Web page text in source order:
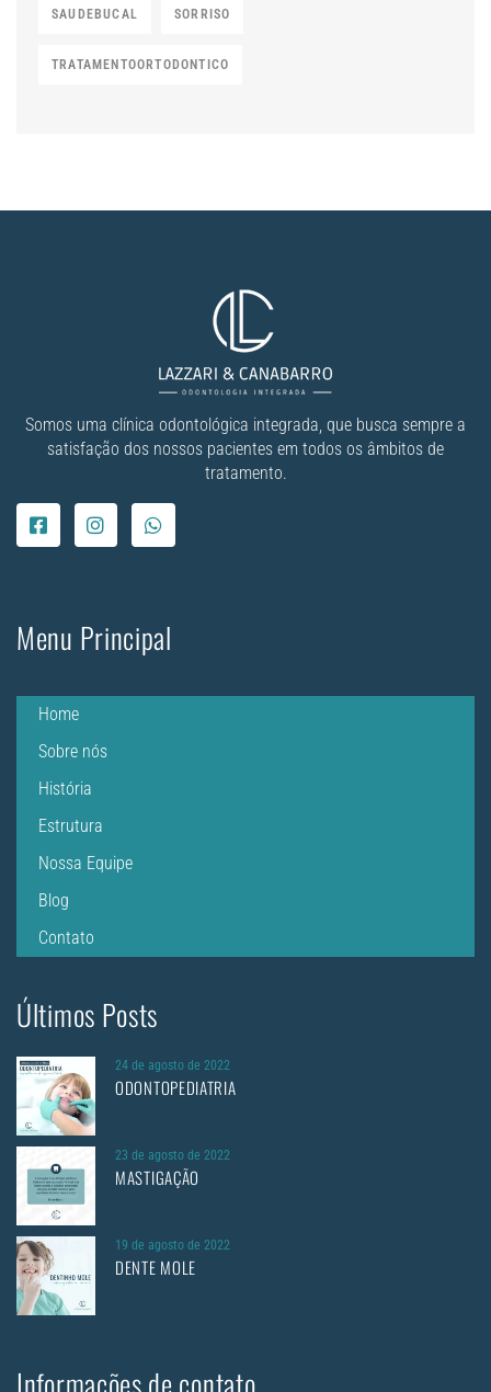
SAUDEBUCAL SORRISO
TRATAMENTOORTODONTICO
Somos uma clínica odontológica integrada, que busca sempre a
satisfação dos nossos pacientes em todos os âmbitos de
tratamento.
Menu Principal
Home
Sobre nós
História
Estrutura
Nossa Equipe
Blog
Contato
Últimos Posts
24 de agosto de 2022
ODONTOPEDIATRIA
23 de agosto de 2022
MASTIGAÇÃO
19 de agosto de 2022
DENTE MOLE